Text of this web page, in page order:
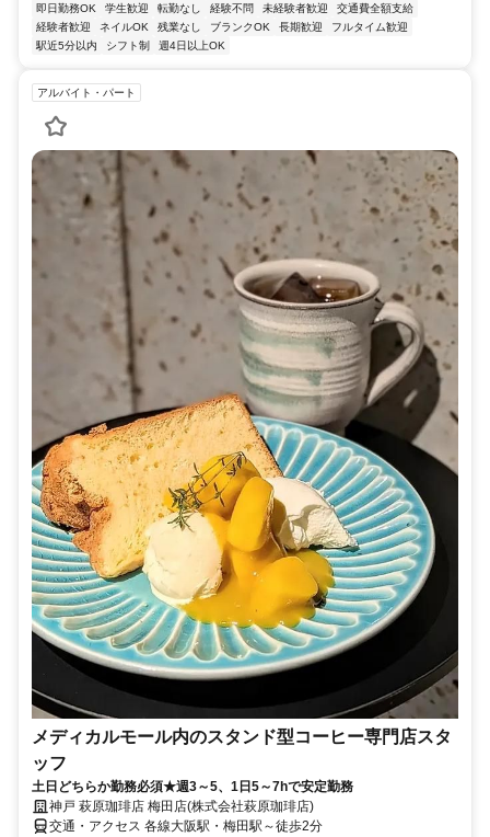
即日勤務OK
学生歓迎 転勤なし 経験不問 未経験者歓迎
交通費全額支給
経験者歓迎
ネイルOK 残業なし ブランクOK 長期歓迎
フルタイム歓迎
駅近5分以内
シフト制 週4日以上OK
アルバイト・パート
メディカルモール内のスタンド型コーヒー専門店スタ
ッフ
土日どちらか勤務必須★週3～5、1日5～7hで安定勤務
神戸 萩原珈琲店 梅田店(株式会社萩原珈琲店)
交通・アクセス 各線大阪駅・梅田駅～徒歩2分